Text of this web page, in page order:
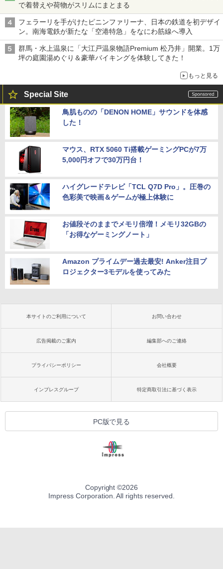
で着替えや荷物がスリムにまとまる
フェラーリを手がけたピニンファリーナ、日本の鉄道を初デザイ
ン。南海電鉄が新たな「空港特急」をなにわ筋線へ導入
群馬・水上温泉に「大江戸温泉物語Premium 松乃井」開業。1万
坪の庭園湯めぐり＆豪華バイキングを体験してきた！
もっと見る
Special Site
鳥肌ものの「DENON HOME」サウンドを体感
した！
マウス、RTX 5060 Ti搭載ゲーミングPCが7万
5,000円オフで30万円台！
ハイグレードテレビ「TCL Q7D Pro」。圧巻の
色彩美で映画＆ゲームが極上体験に
お値段そのままでメモリ倍増！メモリ32GBの
「お得なゲーミングノート」
Amazon プライムデー過去最安! Anker注目プ
ロジェクター3モデルを使ってみた
本サイトのご利用について お問い合わせ
広告掲載のご案内 編集部へのご連絡
プライバシーポリシー 会社概要
インプレスグループ 特定商取引法に基づく表示
PC版で見る
Copyright ©2026
Impress Corporation. All rights reserved.